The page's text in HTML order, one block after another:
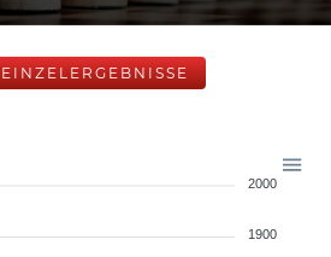
EINZELERGEBNISSE
2000
1900